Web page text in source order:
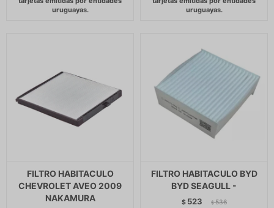
FILTRO HABITACULO
CHEVROLET AVEO 2009
NAKAMURA
FILTRO HABITACULO BYD
BYD SEAGULL -
$ 523 $ 536